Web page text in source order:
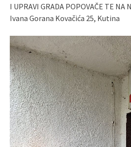
I UPRAVI GRADA POPOVAČE TE NA
Ivana Gorana Kovačića 25, Kutina